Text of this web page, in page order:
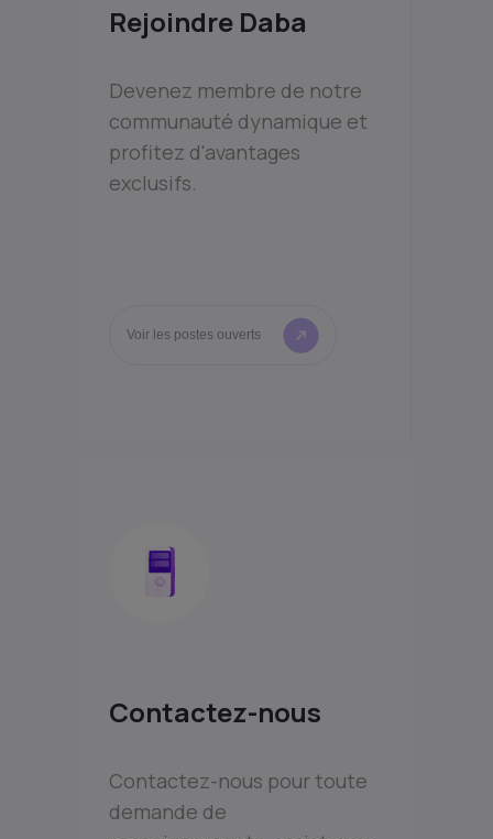
Rejoindre Daba
Devenez membre de notre
communauté dynamique et
profitez d'avantages
exclusifs.
Voir les postes ouverts
Contactez-nous
Contactez-nous pour toute
demande de